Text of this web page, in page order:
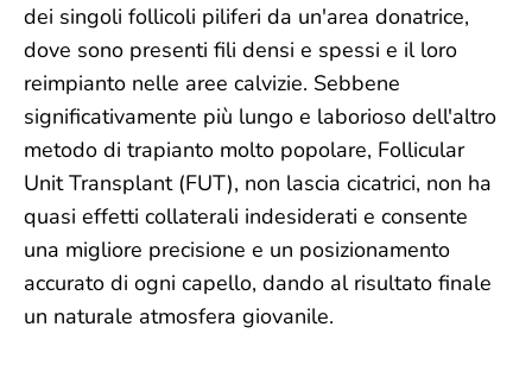
dei singoli follicoli piliferi da un'area donatrice,
dove sono presenti fili densi e spessi e il loro
reimpianto nelle aree calvizie. Sebbene
significativamente più lungo e laborioso dell'altro
metodo di trapianto molto popolare, Follicular
Unit Transplant (FUT), non lascia cicatrici, non ha
quasi effetti collaterali indesiderati e consente
una migliore precisione e un posizionamento
accurato di ogni capello, dando al risultato finale
un naturale atmosfera giovanile.